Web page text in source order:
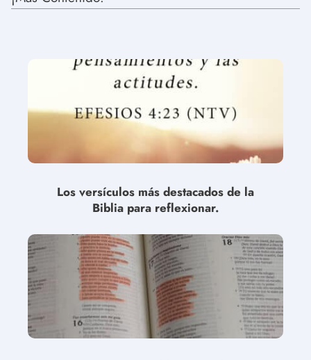
Los versículos más destacados de la
Biblia para reflexionar.